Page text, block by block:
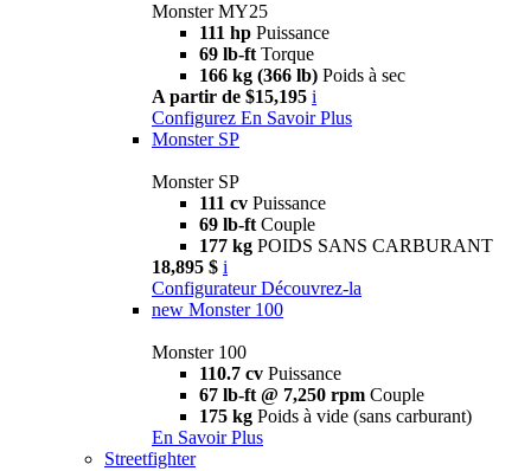
Monster MY25
111 hp Puissance
69 lb-ft Torque
166 kg (366 lb) Poids à sec
A partir de $15,195 i
Configurez En Savoir Plus
Monster SP
Monster SP
111 cv Puissance
69 lb-ft Couple
177 kg POIDS SANS CARBURANT
18,895 $ i
Configurateur Découvrez-la
new Monster 100
Monster 100
110.7 cv Puissance
67 lb-ft @ 7,250 rpm Couple
175 kg Poids à vide (sans carburant)
En Savoir Plus
Streetfighter